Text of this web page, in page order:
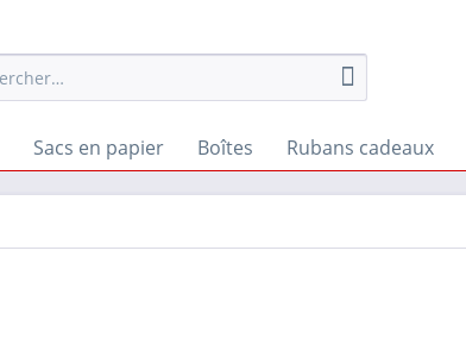
Sacs en papier Boîtes Rubans cadeaux